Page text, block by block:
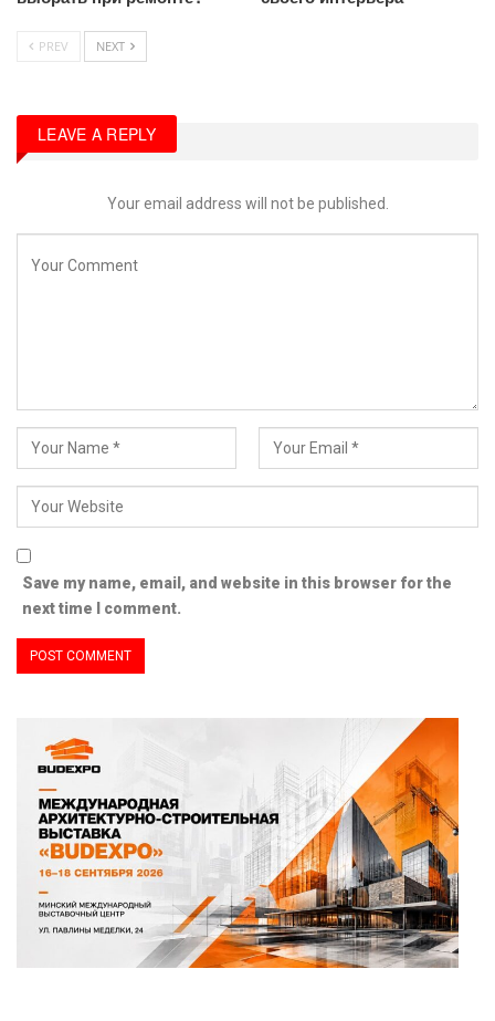
PREV NEXT
LEAVE A REPLY
Your email address will not be published.
Save my name, email, and website in this browser for the
next time I comment.